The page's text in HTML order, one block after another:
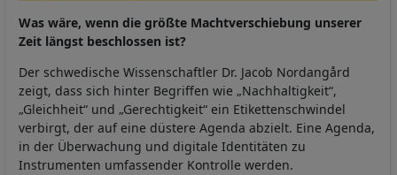
Was wäre, wenn die größte Machtverschiebung unserer
Zeit längst beschlossen ist?
Der schwedische Wissenschaftler Dr. Jacob Nordangård
zeigt, dass sich hinter Begriffen wie „Nachhaltigkeit“,
„Gleichheit“ und „Gerechtigkeit“ ein Etikettenschwindel
verbirgt, der auf eine düstere Agenda abzielt. Eine Agenda,
in der Überwachung und digitale Identitäten zu
Instrumenten umfassender Kontrolle werden.